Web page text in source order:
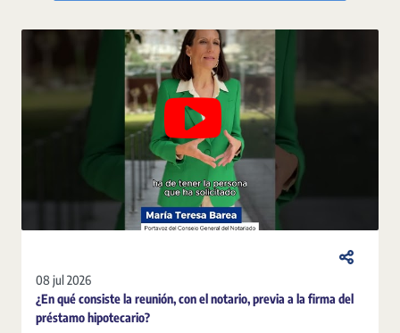
08 jul 2026
¿En qué consiste la reunión, con el notario, previa a la firma del
préstamo hipotecario?